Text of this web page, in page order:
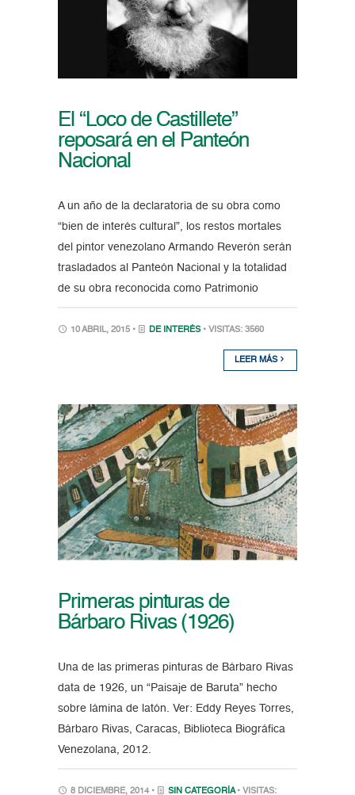
El “Loco de Castillete”
reposará en el Panteón
Nacional
A un año de la declaratoria de su obra como
“bien de interés cultural”, los restos mortales
del pintor venezolano Armando Reverón serán
trasladados al Panteón Nacional y la totalidad
de su obra reconocida como Patrimonio
10 ABRIL, 2015 • DE INTERÉS • VISITAS: 3560
LEER MÁS
Primeras pinturas de
Bárbaro Rivas (1926)
Una de las primeras pinturas de Bárbaro Rivas
data de 1926, un “Paisaje de Baruta” hecho
sobre lámina de latón. Ver: Eddy Reyes Torres,
Bárbaro Rivas, Caracas, Biblioteca Biográfica
Venezolana, 2012.
8 DICIEMBRE, 2014 • SIN CATEGORÍA • VISITAS: